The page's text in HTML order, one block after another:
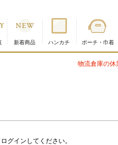
新着商品 ハンカチ ポーチ・巾着
倉庫の休業に伴う配送のお知らせ
グインしてください。